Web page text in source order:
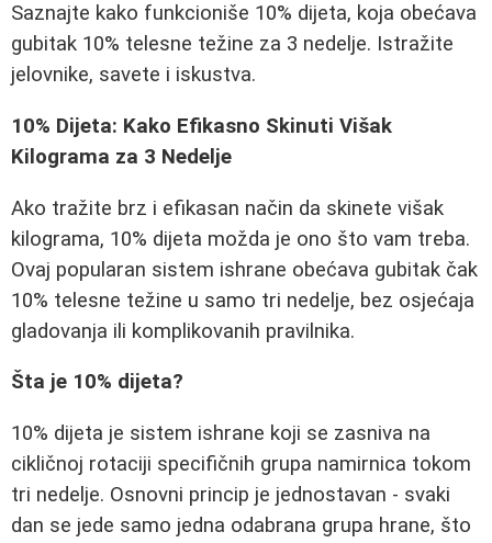
Saznajte kako funkcioniše 10% dijeta, koja obećava
gubitak 10% telesne težine za 3 nedelje. Istražite
jelovnike, savete i iskustva.
10% Dijeta: Kako Efikasno Skinuti Višak
Kilograma za 3 Nedelje
Ako tražite brz i efikasan način da skinete višak
kilograma, 10% dijeta možda je ono što vam treba.
Ovaj popularan sistem ishrane obećava gubitak čak
10% telesne težine u samo tri nedelje, bez osjećaja
gladovanja ili komplikovanih pravilnika.
Šta je 10% dijeta?
10% dijeta je sistem ishrane koji se zasniva na
cikličnoj rotaciji specifičnih grupa namirnica tokom
tri nedelje. Osnovni princip je jednostavan - svaki
dan se jede samo jedna odabrana grupa hrane, što